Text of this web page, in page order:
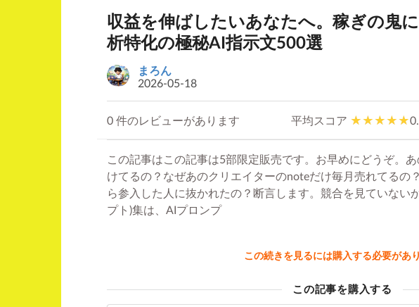
収益を伸ばしたいあなたへ。稼ぎの鬼
析特化の極秘AI指示文500選
まろん
2026-05-18
0 件のレビューがあります 平均スコア
この記事はこの記事は5部限定販売です。お早めにどうぞ。
けてるの？なぜあのクリエイターのnoteだけ毎月売れてるの
ら参入した人に抜かれたの？断言します。競合を見ていない
プト)集は、AIプロンプ
この続きを見るには購入する必要があ
この記事を購入する